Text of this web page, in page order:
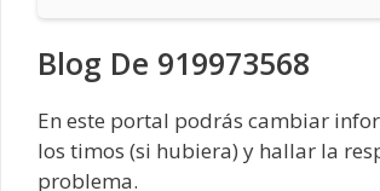
Blog De 919973568
En este portal podrás cambiar
los timos (si hubiera) y hallar la
problema.